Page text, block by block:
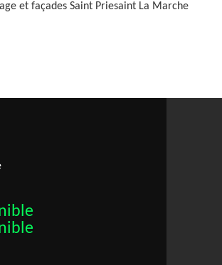
et façades Saint Priesaint La Marche